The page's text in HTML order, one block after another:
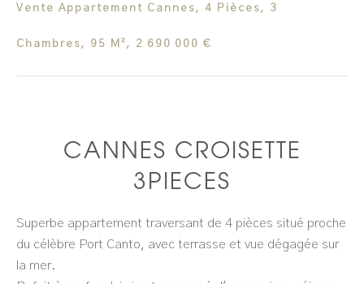
Vente Appartement Cannes, 4 Pièces, 3
Chambres, 95 M², 2 690 000 €
CANNES CROISETTE
3PIECES
Superbe appartement traversant de 4 pièces situé proche
du célèbre Port Canto, avec terrasse et vue dégagée sur
la mer.